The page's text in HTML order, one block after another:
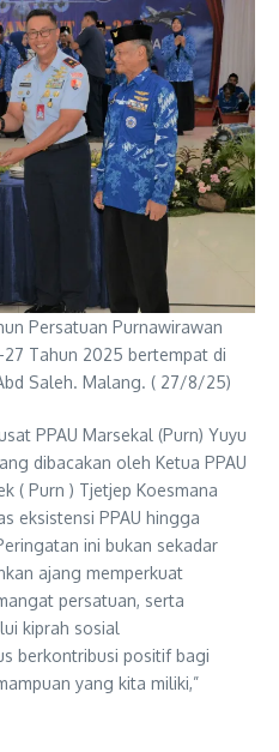
Persatuan Purnawirawan
27 Tahun 2025 bertempat di
Saleh. Malang. ( 27/8/25)
PPAU Marsekal (Purn) Yuyu
dibacakan oleh Ketua PPAU
( Purn ) Tjetjep Koesmana
eksistensi PPAU hingga
ini bukan sekadar
ajang memperkuat
persatuan, serta
kiprah sosial
berkontribusi positif bagi
yang kita miliki,”